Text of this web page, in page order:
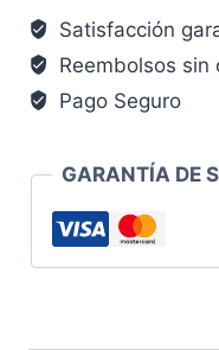
(Estuche
10
piezas)
cantidad
Satisfacción
Reembolsos sin
Pago Seguro
GARANTÍA DE